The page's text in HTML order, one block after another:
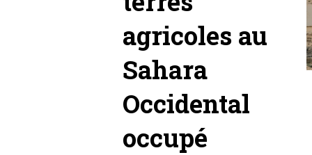
agricoles au
Sahara
Occidental
occupé